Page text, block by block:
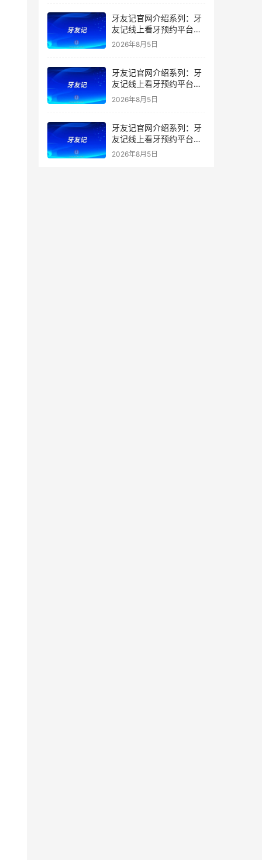
牙友记官网介绍系列：牙
友记线上看牙预约平台让
看牙不再靠运气
2026年8月5日
牙友记官网介绍系列：牙
友记线上看牙预约平台打
破口腔行业专业壁垒新手
友好零门槛
2026年8月5日
牙友记官网介绍系列：牙
友记线上看牙预约平台落
地同城就诊经验打破未知
2026年8月5日